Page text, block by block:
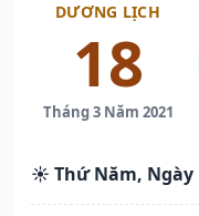
DƯƠNG LỊCH
18
Tháng 3 Năm 2021
☀️ Thứ Năm, Ngày